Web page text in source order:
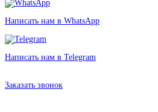
Написать нам в WhatsApp
Написать нам в Telegram
Заказать звонок